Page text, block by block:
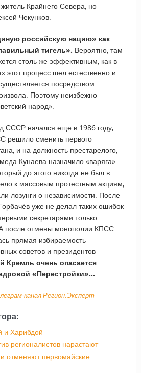
Крайнего Севера, но
Чекунков.
российскую нацию» как
тигель». Вероятно, там
столь же эффективным, как в
процесс шел естественно и
посредством
Поэтому неизбежно
народ».
СССР начался еще в 1986 году,
решило сменить первого
и на должность престарелого,
Кунаева назначило «варяга»
до этого никогда не был в
к массовым протестным акциям,
лозунги о независимости. После
уже не делал таких ошибок
секретарями только
после отмены монополии КПСС
прямая избираемость
советов и президентов
Кремль очень опасается
«Перестройки»…
канал Регион.Эксперт
и Харибдой
регионалистов нарастают
отменяют первомайские